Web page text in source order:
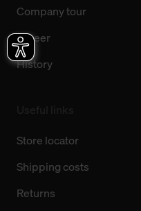
Company tour
Career
History
Store locator
Shipping costs
Returns